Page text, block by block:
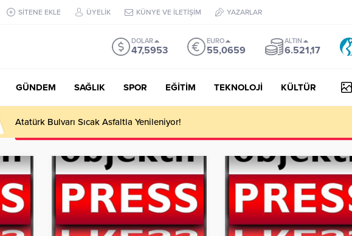
SİTENE EKLE ÜYELİK KÜNYE VE İLETİŞİM YAZARLAR
DOLAR
47,5953
EURO
55,0659
ALTIN
6.521,17
GÜNDEM SAĞLIK SPOR EĞİTİM TEKNOLOJİ KÜLTÜR
Temmuzda IPARD III Kapsamında 634,3 Milyon Lira Hibe Ödemesi Yapıldı!